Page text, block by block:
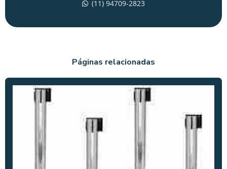
CONES DE SINALIZAÇÃO DE TRANSITO
GRADE PARA EVENTO
GRADES DE CONTENÇÃO PARA EVENTOS
GRADES DE PROTEÇÃO PARA EVENTOS
GRADIL DE PROTEÇÃO PARA EVENTOS
(11) 94709-2823
Páginas relacionadas